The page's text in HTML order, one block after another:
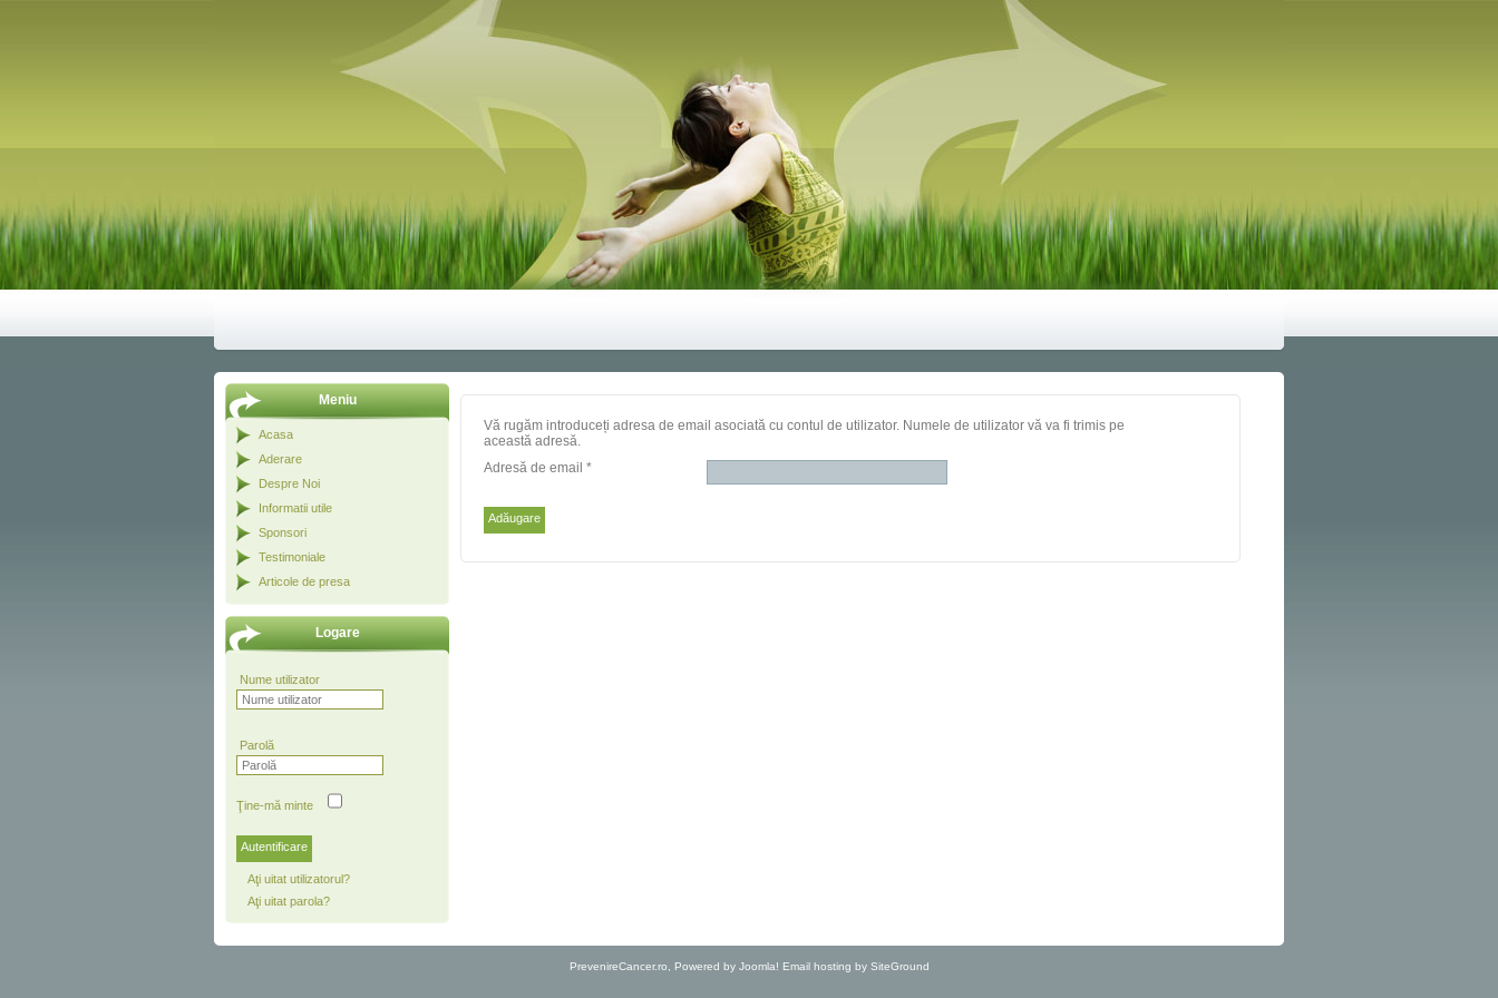
Meniu
Acasa
Aderare
Despre Noi
Informatii utile
Sponsori
Testimoniale
Articole de presa
Logare
Nume utilizator
Parolă
Ţine-mă minte
Autentificare
Aţi uitat utilizatorul?
Aţi uitat parola?
Vă rugăm introduceți adresa de email asociată cu contul de utilizator. Numele de utilizator vă va fi trimis pe
această adresă.
Adresă de email *
Adăugare
PrevenireCancer.ro, Powered by Joomla! Email hosting by SiteGround